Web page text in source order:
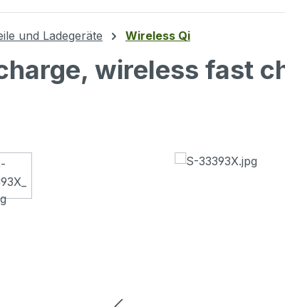
und Ladegeräte Wireless Qi
wireless fast